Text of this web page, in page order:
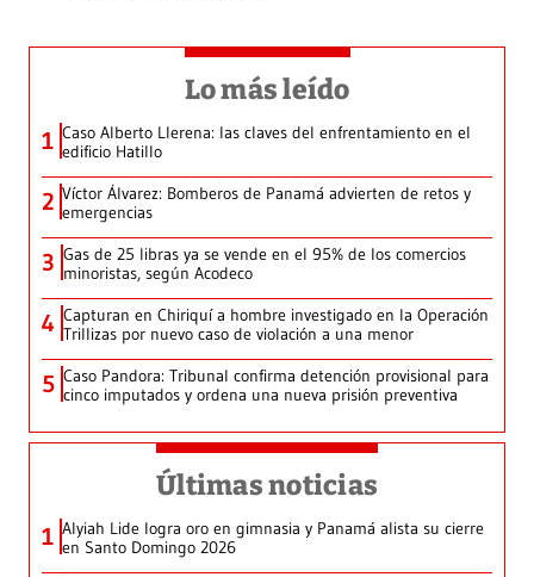
Lo más leído
1 Caso Alberto Llerena: las claves del enfrentamiento en el
edificio Hatillo
2 Víctor Álvarez: Bomberos de Panamá advierten de retos y
emergencias
3 Gas de 25 libras ya se vende en el 95% de los comercios
minoristas, según Acodeco
4 Capturan en Chiriquí a hombre investigado en la Operación
Trillizas por nuevo caso de violación a una menor
5 Caso Pandora: Tribunal confirma detención provisional para
cinco imputados y ordena una nueva prisión preventiva
Últimas noticias
1 Alyiah Lide logra oro en gimnasia y Panamá alista su cierre
en Santo Domingo 2026